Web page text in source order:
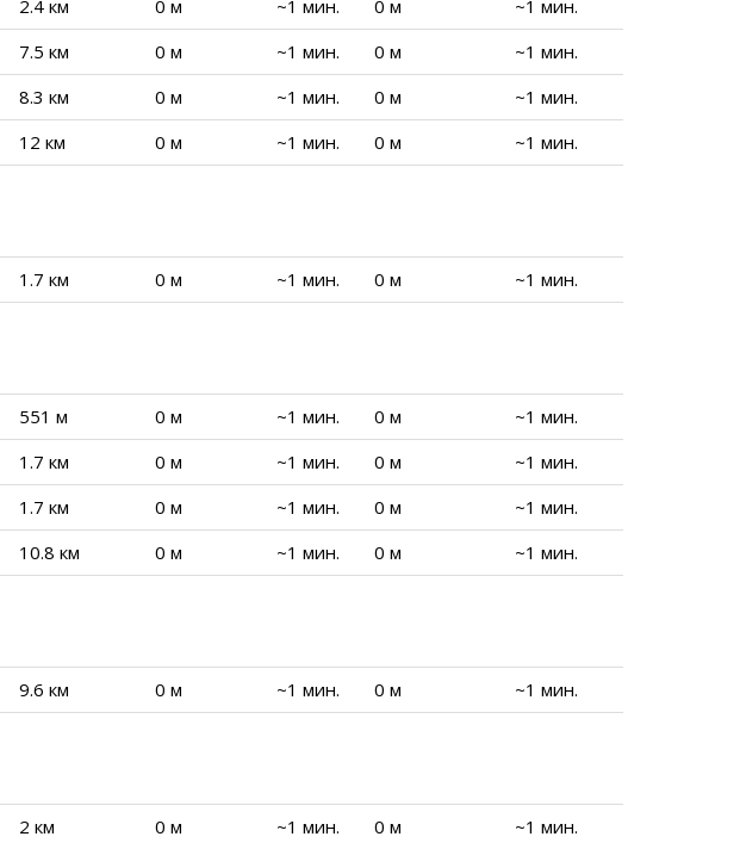
2.4 км 0 м ~1 мин. 0 м
~1 мин.
7.5 км 0 м ~1 мин. 0 м
~1 мин.
8.3 км 0 м ~1 мин. 0 м
~1 мин.
12 км 0 м ~1 мин. 0 м ~1 мин.
1.7 км 0 м ~1 мин. 0 м ~1 мин.
551 м 0 м ~1 мин. 0 м
~1 мин.
1.7 км 0 м ~1 мин. 0 м
~1 мин.
1.7 км 0 м ~1 мин. 0 м
~1 мин.
10.8 км 0 м ~1 мин. 0 м ~1 мин.
9.6 км 0 м ~1 мин. 0 м ~1 мин.
2 км 0 м ~1 мин. 0 м ~1 мин.